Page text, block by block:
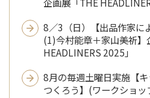
8／3（日）【出品作家に
(1)今村能章＋家山美祈】
HEADLINERS 2025」
8月の毎週土曜日実施【
つくろう】(ワークショッ